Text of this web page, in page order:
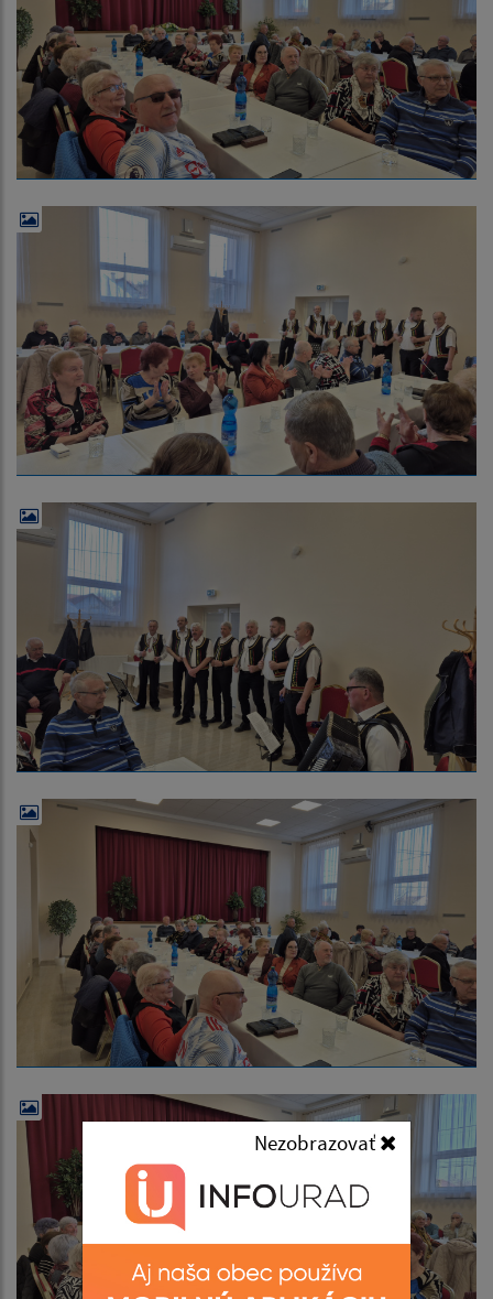
Nezobrazovať